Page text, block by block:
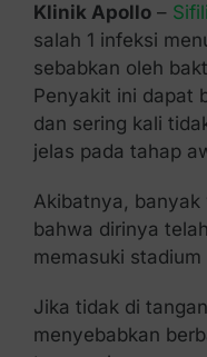
Klinik Apollo–
salah 1 infeksi
sebabkan oleh
Penyakit ini dapat
dan sering kali
jelas pada tahap
Akibatnya,
bahwa dirinya
memasuki
Jika tidak di
menyebabkan